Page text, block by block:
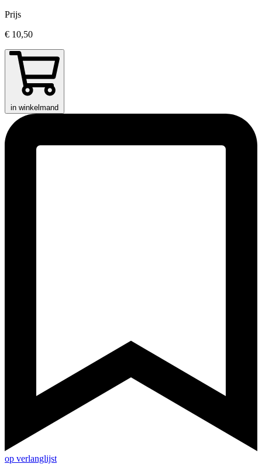
Prijs
€ 10,50
in winkelmand
op verlanglijst